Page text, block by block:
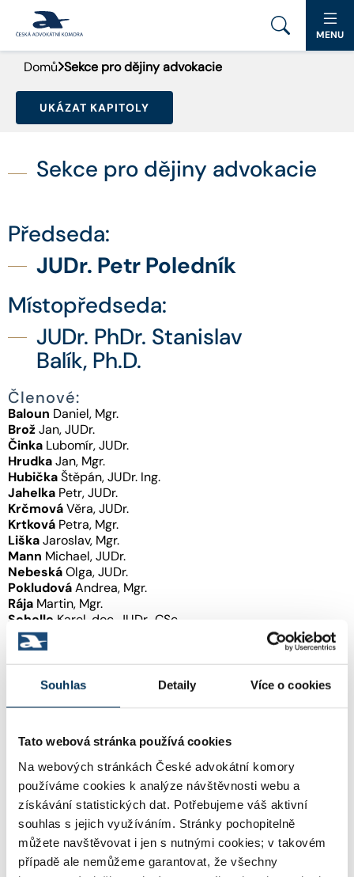
Souhlas Detaily Více o cookies
Tato webová stránka používá cookies
Na webových stránkách České advokátní komory
používáme cookies k analýze návštěvnosti webu a
získávání statistických dat. Potřebujeme váš aktivní
souhlas s jejich využíváním. Stránky pochopitelně
můžete navštěvovat i jen s nutnými cookies; v takovém
případě ale nemůžeme garantovat, že všechny
PORTÁL ČAK
DOMŮ
PRO VEŘEJNOST
ADVOKÁTNÍ DENÍK
KONTAKT
MENU
Domů Sekce pro dějiny advokacie
UKÁZAT KAPITOLY
Sekce pro dějiny advokacie
Předseda:
JUDr. Petr Poledník
Místopředseda:
JUDr. PhDr. Stanislav
Balík, Ph.D.
Členové:
Baloun Daniel, Mgr.
BrožJan, JUDr.
Činka Lubomír, JUDr.
HrudkaJan, Mgr.
HubičkaŠtěpán, JUDr. Ing.
Jahelka Petr, JUDr.
KrčmováVěra, JUDr.
Krtková Petra, Mgr.
LiškaJaroslav, Mgr.
Mann Michael, JUDr.
NebeskáOlga, JUDr.
PokludováAndrea, Mgr.
Rája Martin, Mgr.
Schelle Karel, doc. JUDr., CSc.
Šatánková
Tošnarová
TrčkaVáclav, Mgr.
VáchaSvatopluk, Mgr.